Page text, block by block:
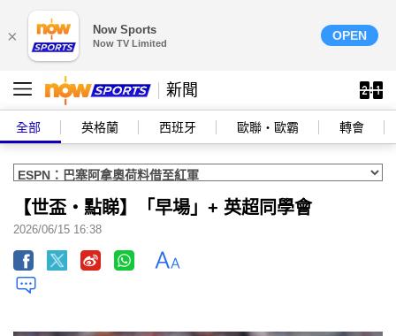
× Now Sports
Now TV Limited
OPEN
新聞
全部 英格蘭 西班牙 歐聯‧歐霸 轉會
【世盃‧點睇】「早場」+ 英超同學會
2026/06/15 16:38